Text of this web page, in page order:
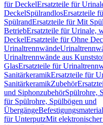
für DeckelErsatzteile für
DeckelSpülrandlosErsatzteile
SpülrandErsatzteile für Mit
BetriebErsatzteile für Urinale,
DeckelErsatzteile für Ohne
Urinaltrennwände
Urinaltrennwände aus
GlasErsatzteile für
SanitärkeramikErsatzteile für
SanitärkeramikZubehör
und SiphonzubehörSpülrohre,
für Spülrohre, Spülbögen und
ÜbergängeBefestigungsmaterial
für UnterputzMit